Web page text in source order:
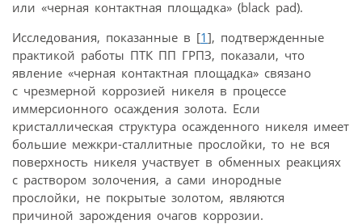
или «черная контактная площадка» (black pad).
Исследования, показанные в [1], подтвержденные
практикой работы ПТК ПП ГРПЗ, показали, что
явление «черная контактная площадка» связано
с чрезмерной коррозией никеля в процессе
иммерсионного осаждения золота. Если
кристаллическая структура осажденного никеля имеет
большие межкри-сталлитные прослойки, то не вся
поверхность никеля участвует в обменных реакциях
с раствором золочения, а сами инородные
прослойки, не покрытые золотом, являются
причиной зарождения очагов коррозии.